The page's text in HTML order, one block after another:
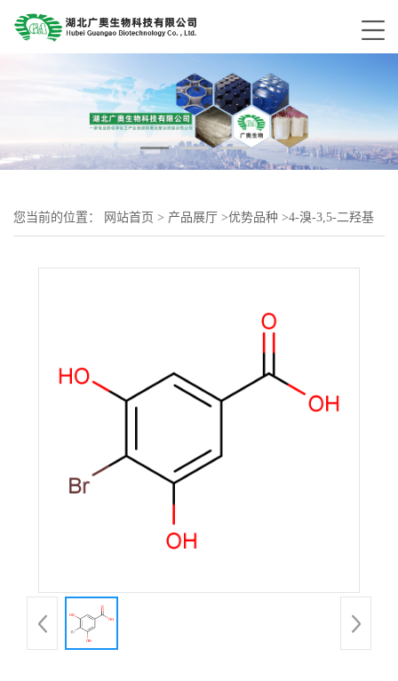
您当前的位置： 网站首页 > 产品展厅 >优势品种 >4-溴-3,5-二羟基